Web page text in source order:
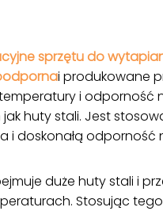
sprzętu do
i produkowane
i odporność
huty stali. Jest
i doskonałą odporność
duże huty stali i
Stosując